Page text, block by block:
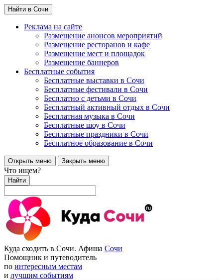
Найти в Сочи
Реклама на сайте
Размещение анонсов мероприятий
Размещение ресторанов и кафе
Размещение мест и площадок
Размещение баннеров
Бесплатные события
Бесплатные выставки в Сочи
Бесплатные фестивали в Сочи
Бесплатно с детьми в Сочи
Бесплатный активный отдых в Сочи
Бесплатная музыка в Сочи
Бесплатные шоу в Сочи
Бесплатные праздники в Сочи
Бесплатное образование в Сочи
Открыть меню Закрыть меню
Что ищем?
Найти
Куда сходить в Сочи. Афиша Сочи
Помощник и путеводитель
по интересным местам
и лучшим событиям